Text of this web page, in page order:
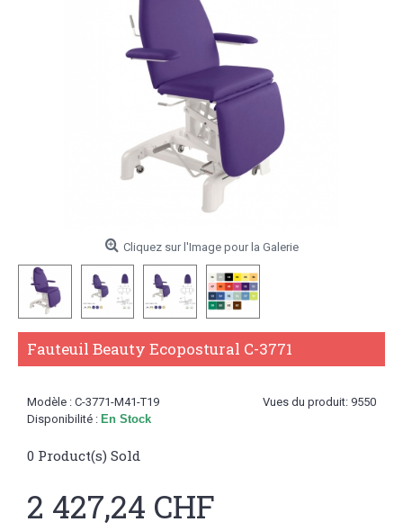
Cliquez sur l'Image pour la Galerie
Fauteuil Beauty Ecopostural C-3771
Vues du produit: 9550
Modèle : C-3771-M41-T19
Disponibilité : En Stock
0 Product(s) Sold
2 427,24 CHF